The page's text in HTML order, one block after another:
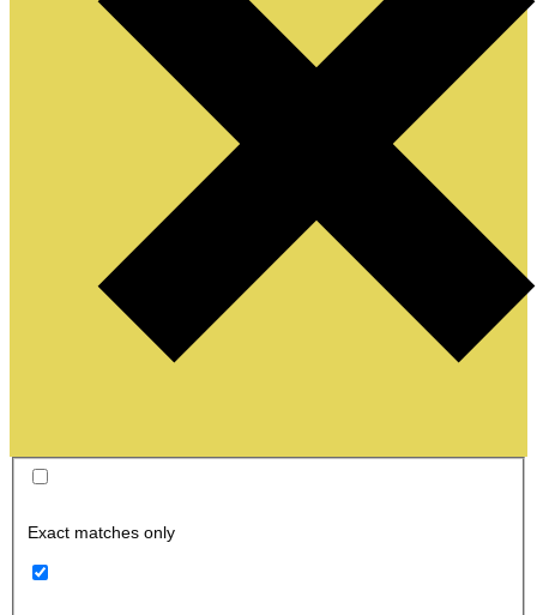
Exact matches only